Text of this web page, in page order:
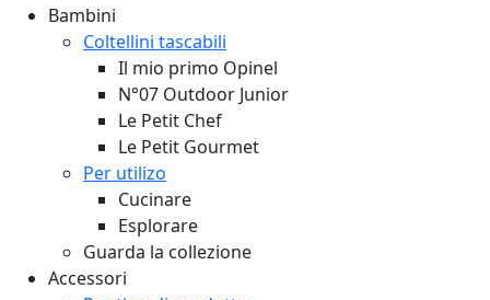
Bambini
Coltellini tascabili
Il mio primo Opinel
N°07 Outdoor Junior
Le Petit Chef
Le Petit Gourmet
Per utilizo
Cucinare
Esplorare
Guarda la collezione
Accessori